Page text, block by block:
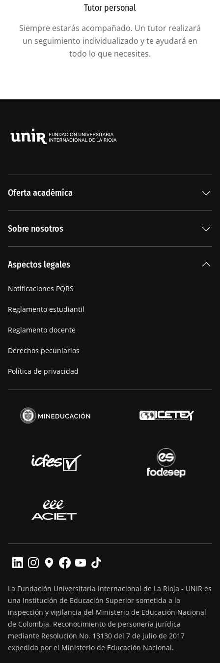
Tutor personal
Siempre estarás acompañado. Un tutor realizará
un seguimiento individualizado y te ayudará en
todo lo que necesites.
Oferta académica
Sobre nosotros
Manifiesto
Aspectos legales
Notificaciones PQRS
Reglamento estudiantil
Reglamento docente
Derechos pecuniarios
Política de privacidad
La Fundación Universitaria Internacional de La Rioja - UNIR es
una Institución de Educación Superior sometida a la
inspección y vigilancia del Ministerio de Educación Nacional
de Colombia. Reconocimiento de personería jurídica
mediante Resolución No. 13130 del 7 de julio de 2017
expedida por el Ministerio de Educación Nacional.